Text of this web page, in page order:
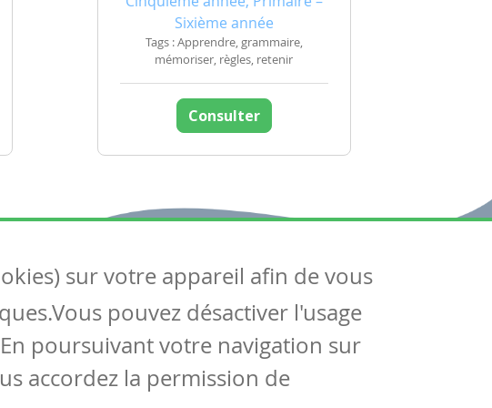
Sixième année
Tags : Apprendre, grammaire,
mémoriser, règles, retenir
Consulter
Suivez-nous
Contactez-nous
Soutien scolaire
sur votre appareil afin de vous
pouvez désactiver l'usage
poursuivant votre navigation sur
accordez la permission de